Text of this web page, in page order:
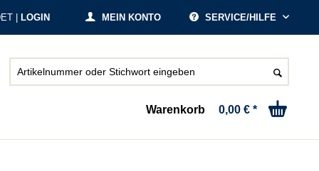
SERVICE/HILFE
MEIN KONTO
| LOGIN
Warenkorb 0,00 € *